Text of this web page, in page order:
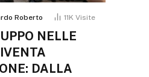
Roberto 11K Visite
NELLE
DALLA